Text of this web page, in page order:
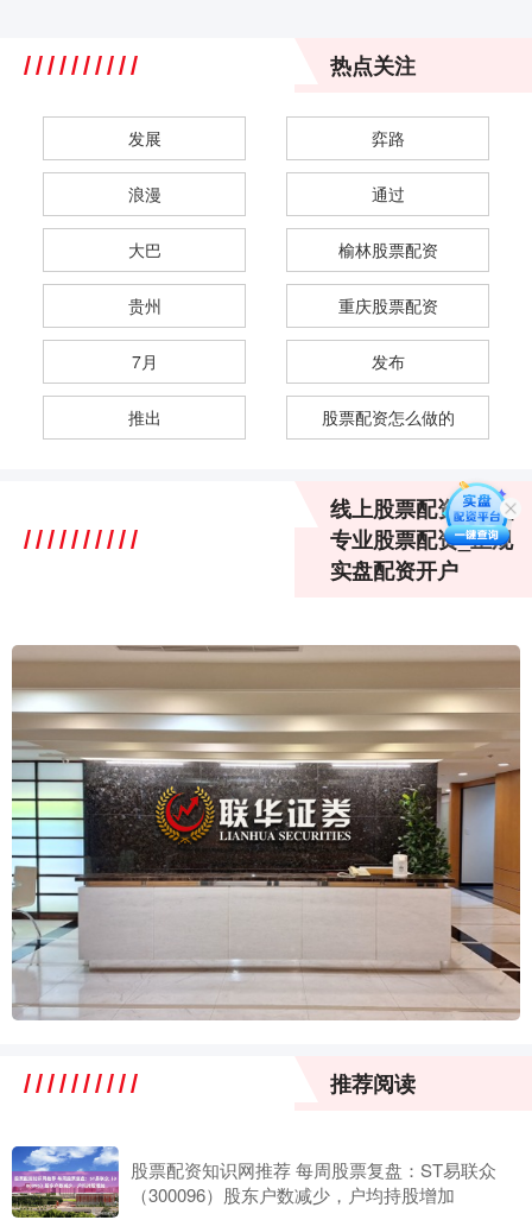
热点关注
发展 弈路
浪漫 通过
大巴 榆林股票配资
贵州 重庆股票配资
7月 发布
推出 股票配资怎么做的
线上股票配资操盘_
专业股票配资_正规
实盘配资开户
推荐阅读
股票配资知识网推荐 每周股票复盘：ST易联众
（300096）股东户数减少，户均持股增加